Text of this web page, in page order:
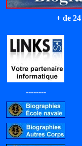
+ de
--------